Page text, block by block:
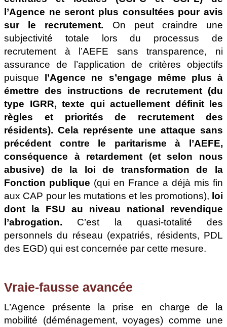
l’Agence ne seront plus consultées pour avis
sur le recrutement. On peut craindre une
subjectivité totale lors du processus de
recrutement à l’AEFE sans transparence, ni
assurance de l’application de critères objectifs
puisque l’Agence ne s’engage même plus à
émettre des instructions de recrutement (du
type IGRR, texte qui actuellement définit les
règles et priorités de recrutement des
résidents).Cela représente une attaque sans
précédent contre le paritarisme à l’AEFE,
conséquence à retardement (et selon nous
abusive) de la loi de transformation de la
Fonction publique (qui en France a déjà mis fin
aux CAP pour les mutations et les promotions), loi
dont la FSU au niveau national revendique
l’abrogation. C’est la quasi-totalité des
personnels du réseau (expatriés, résidents, PDL
des EGD) qui est concernée par cette mesure.
Vraie-fausse avancée
L’Agence présente la prise en charge de la
mobilité (déménagement, voyages) comme une